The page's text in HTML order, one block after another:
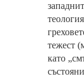
тежест
като